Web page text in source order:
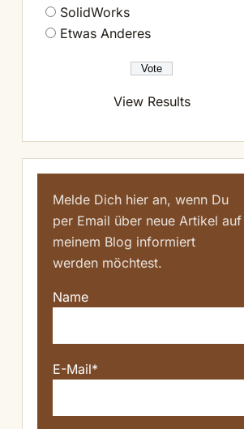
SolidWorks
Etwas Anderes
View Results
Melde Dich hier an, wenn Du
per Email über neue Artikel auf
meinem Blog informiert
werden möchtest.
Name
E-Mail*